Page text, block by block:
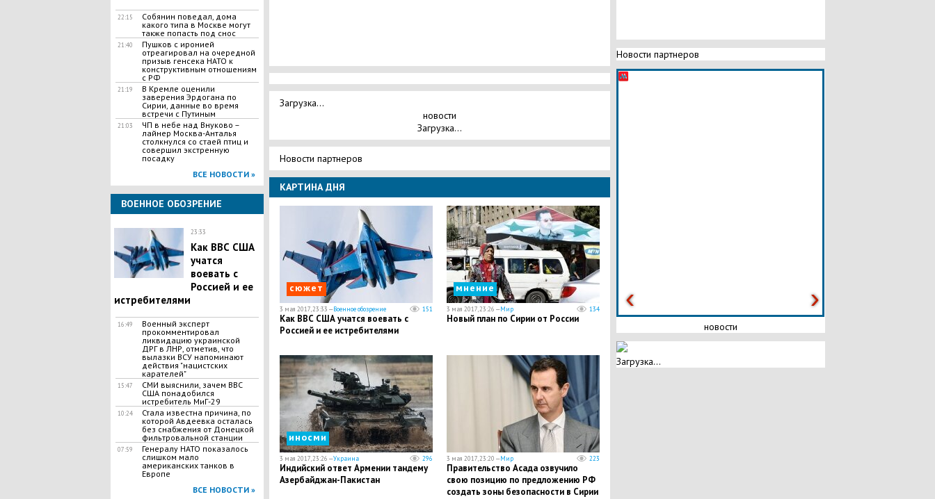
22:15
Собянин поведал, дома
какого типа в Москве могут
также попасть под снос
21:40
Пушков с иронией
отреагировал на очередной
призыв генсека НАТО к
конструктивным отношениям
с РФ
21:19
В Кремле оценили
заверения Эрдогана по
Сирии, данные во время
встречи с Путиным
21:03
ЧП в небе над Внуково –
лайнер Москва-Анталья
столкнулся со стаей птиц и
совершил экстренную
посадку
ВСЕ НОВОСТИ »
ВОЕННОЕ ОБОЗРЕНИЕ
23:33
Как ВВС США
учатся
воевать с
Россией и ее
истребителями
16:49
Военный эксперт
прокомментировал
ликвидацию украинской
ДРГ в ЛНР, отметив, что
вылазки ВСУ напоминают
действия "нацистских
карателей"
15:47
СМИ выяснили, зачем ВВС
США понадобился
истребитель МиГ-29
10:24
Стала известна причина, по
которой Авдеевка осталась
без снабжения от Донецкой
фильтровальной станции
07:59
Генералу НАТО показалось
слишком мало
американских танков в
Европе
ВСЕ НОВОСТИ »
Загрузка...
новости
Загрузка...
Новости партнеров
КАРТИНА ДНЯ
сюжет
3 мая 2017, 23:33 —Военное обозрение 151
Как ВВС США учатся воевать с
Россией и ее истребителями
мнение
3 мая 2017, 23:26 —Мир 134
Новый план по Сирии от России
иносми
3 мая 2017, 23:26 —Украина 296
Индийский ответ Армении тандему
Азербайджан-Пакистан
3 мая 2017, 23:20 —Мир 223
Правительство Асада озвучило
свою позицию по предложению РФ
создать зоны безопасности в Сирии
Новости партнеров
новости
Загрузка...